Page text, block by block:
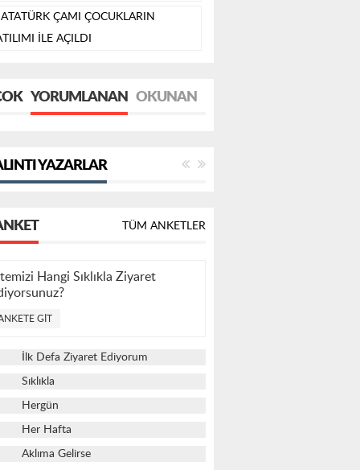
ATATÜRK ÇAMI ÇOCUKLARIN
İLE AÇILDI
YORUMLANAN OKUNAN
YAZARLAR
TÜM ANKETLER
Hangi Sıklıkla Ziyaret
GIT
İlk Defa Ziyaret Ediyorum
Sıklıkla
Hergün
Her Hafta
Aklıma Gelirse